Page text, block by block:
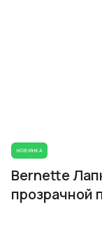
НОВИНКА
Bernette
прозрачной